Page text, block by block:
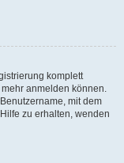
komplett
anmelden können.
mit dem
zu erhalten, wenden